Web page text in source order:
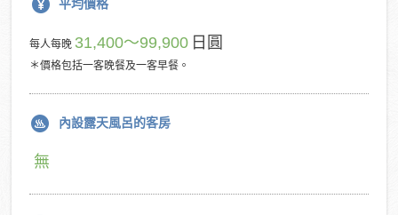
平均價格
每人每晚 31,400～99,900 日圓
＊價格包括一客晚餐及一客早餐。
內設露天風呂的客房
無